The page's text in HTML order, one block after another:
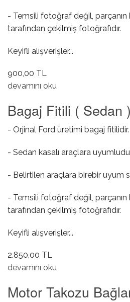
- Temsili fotoğraf değil, parçanın
tarafından çekilmiş fotoğrafıdır.
Keyifli alışverişler...
900,00 TL
Sol Sinyal ( Beyaz ) hakkında
devamını oku
Bagaj Fitili ( Sedan )
- Orjinal Ford üretimi bagaj fitilidir.
- Sedan kasalı araçlara
- Belirtilen araçlara birebir uyum
- Temsili fotoğraf değil, parçanın
tarafından çekilmiş fotoğrafıdır.
Keyifli alışverişler...
2.850,00 TL
Bagaj Fitili ( Sedan ) hakkında
devamını oku
Motor Takozu